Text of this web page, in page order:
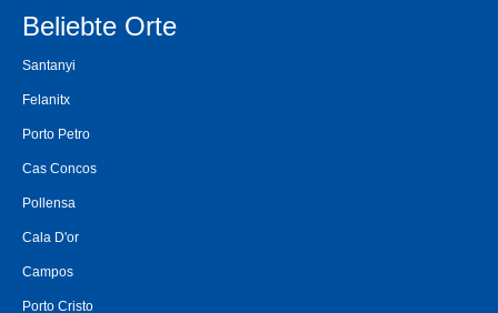
Beliebte Orte
Santanyi
Felanitx
Porto Petro
Cas Concos
Pollensa
Cala D'or
Campos
Porto Cristo